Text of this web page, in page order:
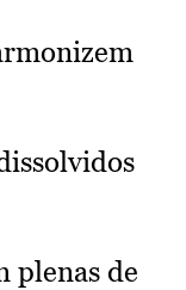
plenas de